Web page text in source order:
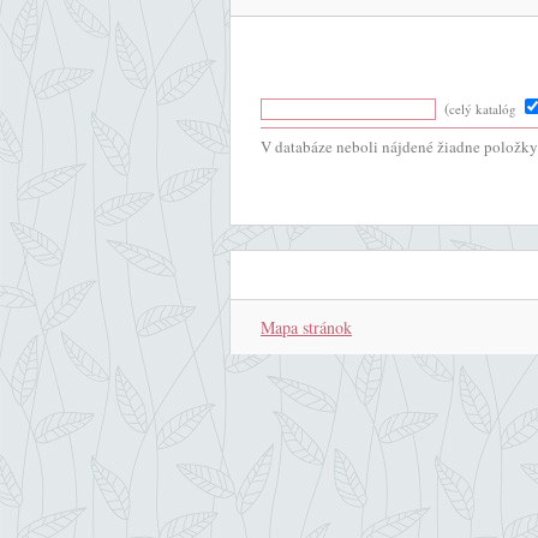
(celý katalóg
V databáze neboli nájdené žiadne
Mapa stránok